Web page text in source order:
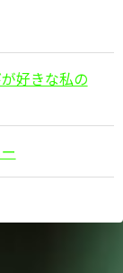
好きな私の